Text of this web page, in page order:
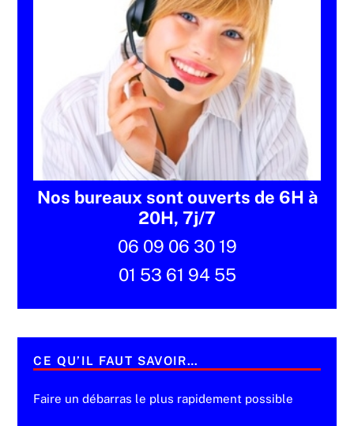
Nos bureaux sont ouverts de 6H à
20H, 7j/7
06 09 06 30 19
01 53 61 94 55
CE QU’IL FAUT SAVOIR…
Faire un débarras le plus rapidement possible